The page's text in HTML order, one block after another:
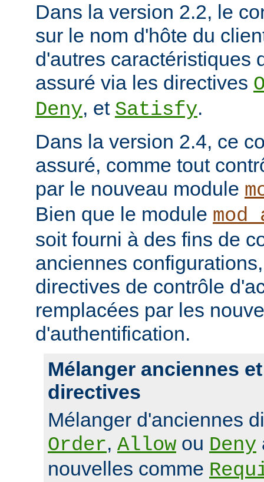
Dans la version 2.2, le
sur le nom d'hôte du
d'autres caractéristiques
assuré via les directives
Deny, et Satisfy.
Dans la version 2.4, ce
assuré, comme tout
par le nouveau module
Bien que le module
soit fourni à des fins de
anciennes
directives de contrôle
remplacées par les
d'authentification.
Mélanger anciennes
directives
Mélanger d'anciennes
Order, Allow ou Deny
nouvelles comme